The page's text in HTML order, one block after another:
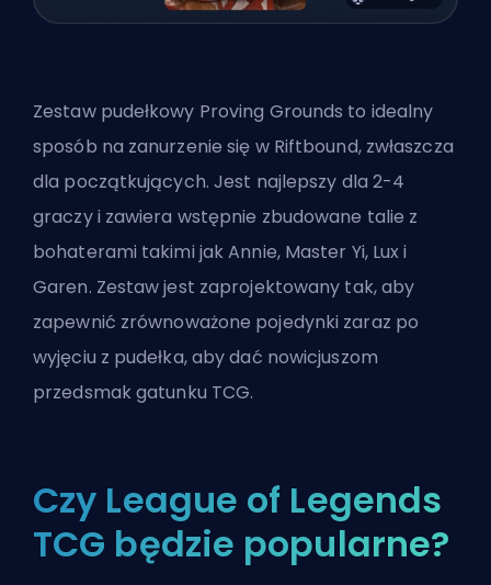
Zestaw pudełkowy Proving Grounds to idealny
sposób na zanurzenie się w Riftbound, zwłaszcza
dla początkujących. Jest najlepszy dla 2-4
graczy i zawiera wstępnie zbudowane talie z
bohaterami takimi jak Annie, Master Yi, Lux i
Garen. Zestaw jest zaprojektowany tak, aby
zapewnić zrównoważone pojedynki zaraz po
wyjęciu z pudełka, aby dać nowicjuszom
przedsmak gatunku TCG.
Czy League of Legends
TCG będzie popularne?